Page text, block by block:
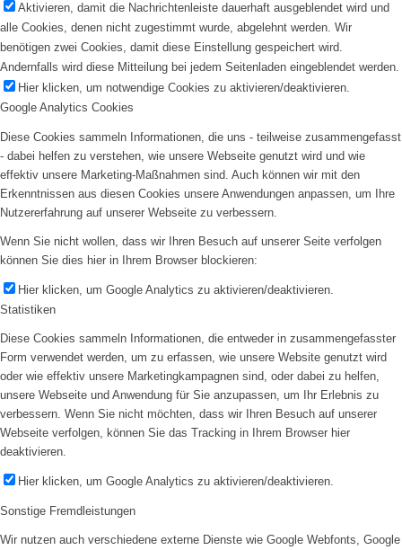
Aktivieren, damit die Nachrichtenleiste dauerhaft ausgeblendet wird und
alle Cookies, denen nicht zugestimmt wurde, abgelehnt werden. Wir
benötigen zwei Cookies, damit diese Einstellung gespeichert wird.
Andernfalls wird diese Mitteilung bei jedem Seitenladen eingeblendet werden.
Hier klicken, um notwendige Cookies zu aktivieren/deaktivieren.
Google Analytics Cookies
Diese Cookies sammeln Informationen, die uns - teilweise zusammengefasst
- dabei helfen zu verstehen, wie unsere Webseite genutzt wird und wie
effektiv unsere Marketing-Maßnahmen sind. Auch können wir mit den
Erkenntnissen aus diesen Cookies unsere Anwendungen anpassen, um Ihre
Nutzererfahrung auf unserer Webseite zu verbessern.
Wenn Sie nicht wollen, dass wir Ihren Besuch auf unserer Seite verfolgen
können Sie dies hier in Ihrem Browser blockieren:
Hier klicken, um Google Analytics zu aktivieren/deaktivieren.
Statistiken
Diese Cookies sammeln Informationen, die entweder in zusammengefasster
Form verwendet werden, um zu erfassen, wie unsere Website genutzt wird
oder wie effektiv unsere Marketingkampagnen sind, oder dabei zu helfen,
unsere Webseite und Anwendung für Sie anzupassen, um Ihr Erlebnis zu
verbessern. Wenn Sie nicht möchten, dass wir Ihren Besuch auf unserer
Webseite verfolgen, können Sie das Tracking in Ihrem Browser hier
deaktivieren.
Hier klicken, um Google Analytics zu aktivieren/deaktivieren.
Sonstige Fremdleistungen
Wir nutzen auch verschiedene externe Dienste wie Google Webfonts, Google